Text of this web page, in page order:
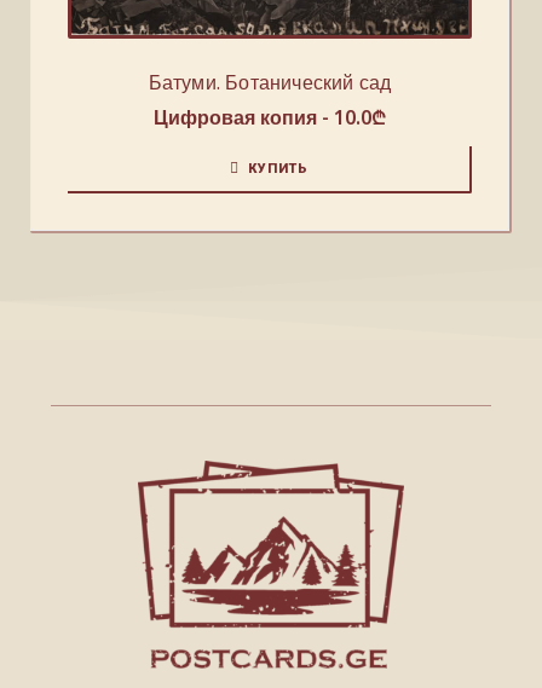
Батуми. Ботанический сад
Цифровая копия - 10.0₾
КУПИТЬ